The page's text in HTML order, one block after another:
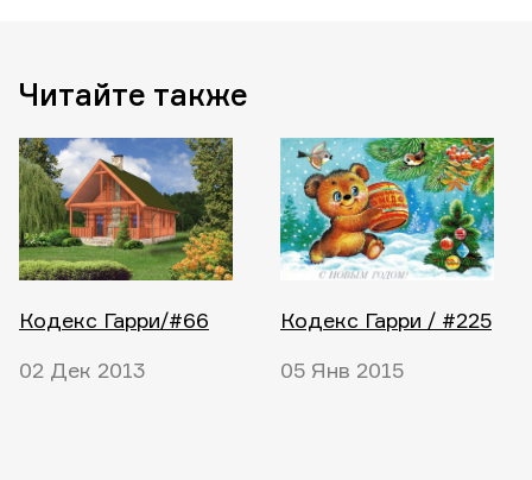
Читайте также
Кодекс Гарри/#66
02 Дек 2013
Кодекс Гарри / #225
05 Янв 2015